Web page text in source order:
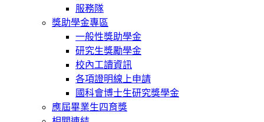
服務隊
獎助學金專區
一般性獎助學金
研究生獎勵學金
校內工讀資訊
各項證明線上申請
國科會博士生研究獎學金
應屆畢業生四育獎